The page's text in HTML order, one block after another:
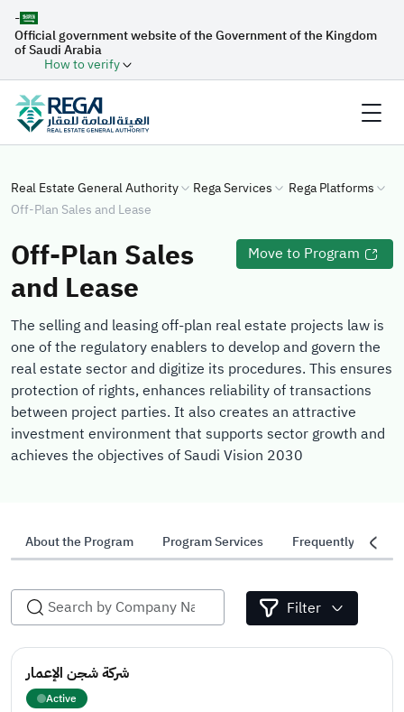
-
Official government website of the Government of the Kingdom
of Saudi Arabia
How to verify
Real Estate General Authority Rega Services
Rega Platforms
Off-Plan Sales and Lease
Off-Plan Sales
and Lease
Move to Program
The selling and leasing off-plan real estate projects law is
one of the regulatory enablers to develop and govern the
real estate sector and digitize its procedures. This ensures
protection of rights, enhances reliability of transactions
between project parties. It also creates an attractive
investment environment that supports sector growth and
achieves the objectives of Saudi Vision 2030
About the Program Program Services Frequently Asked
Filter
شركة شجن الإعمار
Active